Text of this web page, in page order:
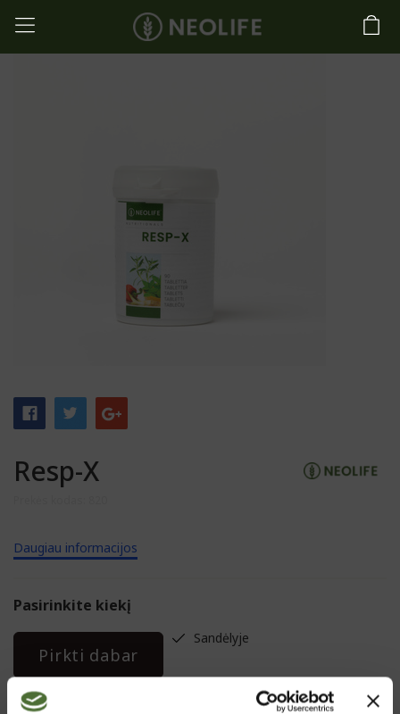
Resp-X
Daugiau informacijos
Pasirinkite kiekį
Pirkti dabar
Sandėlyje